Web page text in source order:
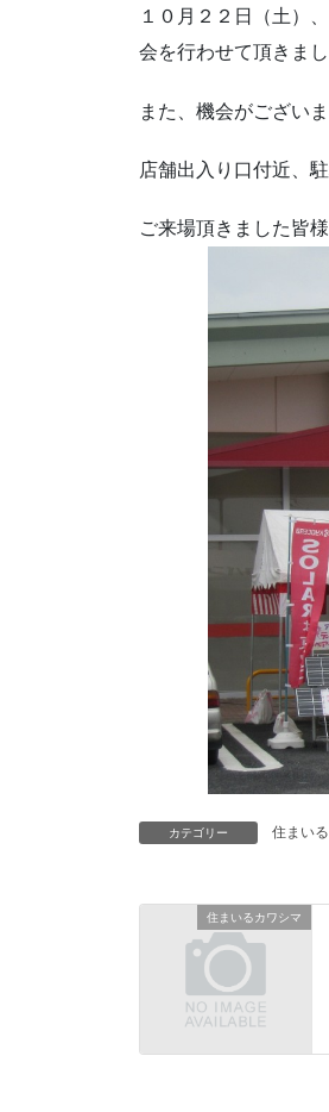
１０月２２日（土）
会を行わせて頂きまし
また、機会がござい
店舗出入り口付近、
ご来場頂きました皆
カテゴリー 住まい
住まいるカワシマ